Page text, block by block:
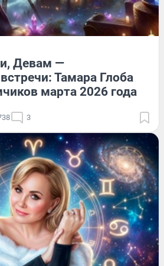
Девам —
Тамара Глоба
марта 2026 года
3